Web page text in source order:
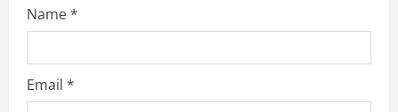
Name*
Email *